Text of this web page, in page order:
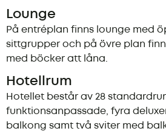
Lounge
På entréplan finns lounge med
sittgrupper och på övre plan
med böcker att låna.
Hotellrum
Hotellet består av 28
funktionsanpassade, fyra
balkong samt två sviter med